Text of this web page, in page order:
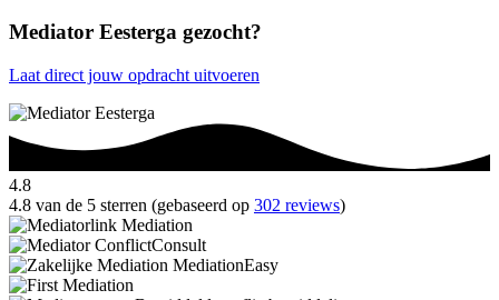
Mediator Eesterga gezocht?
Laat direct jouw opdracht uitvoeren
4.8
4.8 van de 5 sterren (gebaseerd op 302 reviews)